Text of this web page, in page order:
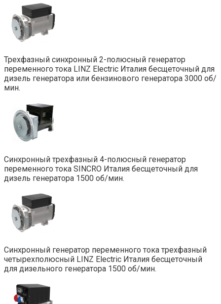
Трехфазный синхронный 2-полюсный генератор
переменного тока LINZ Electric Италия бесщеточный для
дизель генератора или бензинового генератора 3000 об/
мин.
Синхронный трехфазный 4-полюсный генератор
переменного тока SINCRO Италия бесщеточный для
дизель генератора 1500 об/мин.
Синхронный генератор переменного тока трехфазный
четырехполюсный LINZ Electric Италия бесщеточный
для дизельного генератора 1500 об/мин.